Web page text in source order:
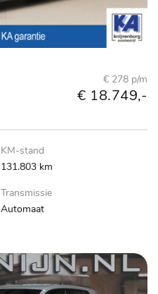
€ 278 p/m
€ 18.749,-
KM-stand
131.803 km
Transmissie
Automaat